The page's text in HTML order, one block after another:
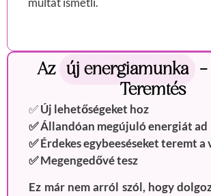
Az új energiamunka
Teremtés
✅Új lehetőségeket hoz
✅ Állandóan megújuló energiát ad
✅ Érdekes egybeeséseket teremt
✅ Megengedővé tesz
Ez már nem arról szól, hogy